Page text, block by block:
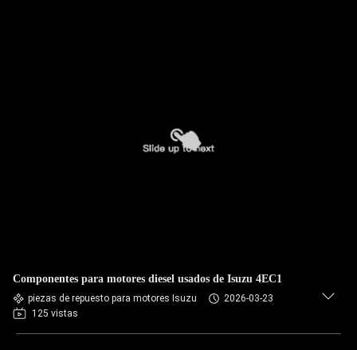
Componentes para motores diesel usados de Isuzu 4EC1
piezas de repuesto para motores Isuzu
2026-03-23
125 vistas